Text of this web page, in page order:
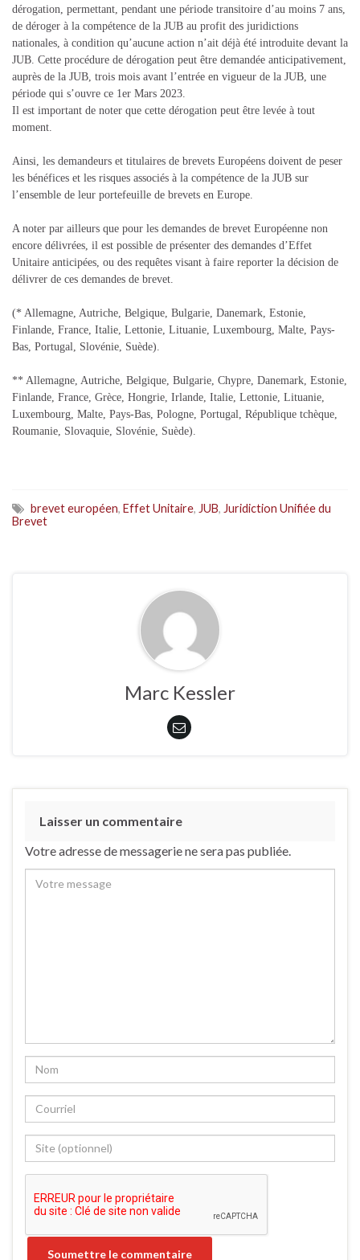
dérogation, permettant, pendant une période transitoire d’au moins 7 ans,
de déroger à la compétence de la JUB au profit des juridictions
nationales, à condition qu’aucune action n’ait déjà été introduite devant la
JUB. Cette procédure de dérogation peut être demandée anticipativement,
auprès de la JUB, trois mois avant l’entrée en vigueur de la JUB, une
période qui s’ouvre ce 1er Mars 2023.
Il est important de noter que cette dérogation peut être levée à tout
moment.
Ainsi, les demandeurs et titulaires de brevets Européens doivent de peser
les bénéfices et les risques associés à la compétence de la JUB sur
l’ensemble de leur portefeuille de brevets en Europe.
A noter par ailleurs que pour les demandes de brevet Européenne non
encore délivrées, il est possible de présenter des demandes d’Effet
Unitaire anticipées, ou des requêtes visant à faire reporter la décision de
délivrer de ces demandes de brevet.
(* Allemagne, Autriche, Belgique, Bulgarie, Danemark, Estonie,
Finlande, France, Italie, Lettonie, Lituanie, Luxembourg, Malte, Pays-
Bas, Portugal, Slovénie, Suède).
** Allemagne, Autriche, Belgique, Bulgarie, Chypre, Danemark, Estonie,
Finlande, France, Grèce, Hongrie, Irlande, Italie, Lettonie, Lituanie,
Luxembourg, Malte, Pays-Bas, Pologne, Portugal, République tchèque,
Roumanie, Slovaquie, Slovénie, Suède).
brevet européen, Effet Unitaire, JUB, Juridiction Unifiée du
Brevet
Marc Kessler
Laisser un commentaire
Votre adresse de messagerie ne sera pas publiée.